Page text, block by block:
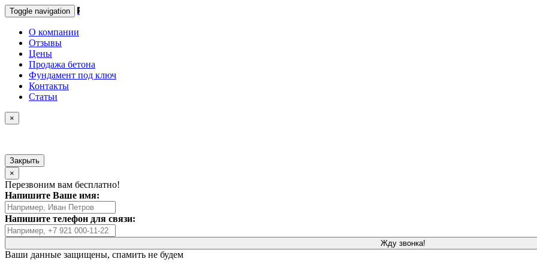
Toggle navigation
О компании
Отзывы
Цены
Продажа бетона
Фундамент под ключ
Контакты
Статьи
×
Закрыть
×
Перезвоним вам бесплатно!
Напишите Ваше имя:
Напишите телефон для связи:
Ваши данные защищены, спамить не будем